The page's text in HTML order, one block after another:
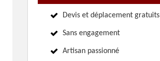
Devis et déplacement gratuits
Sans engagement
Artisan passionné